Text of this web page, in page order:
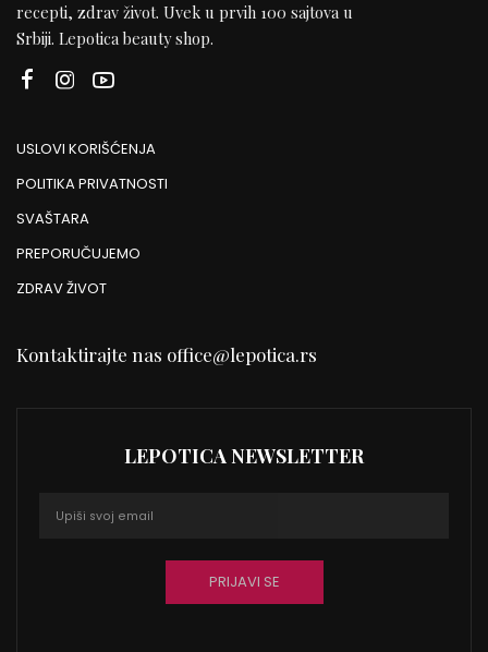
recepti, zdrav život. Uvek u prvih 100 sajtova u
Srbiji. Lepotica beauty shop.
USLOVI KORIŠĆENJA
POLITIKA PRIVATNOSTI
SVAŠTARA
PREPORUČUJEMO
ZDRAV ŽIVOT
Kontaktirajte nas office@lepotica.rs
LEPOTICA NEWSLETTER